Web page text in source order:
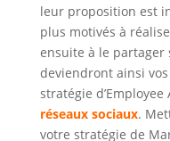
leur proposition est
plus motivés à
ensuite à le partager
deviendront ainsi
stratégie d’Employee
réseaux sociaux.
votre stratégie de